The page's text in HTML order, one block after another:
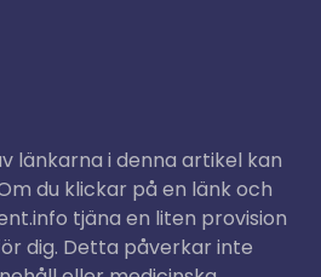
länkarna i denna artikel kan
du klickar på en länk och
tjäna en liten provision
dig. Detta påverkar inte